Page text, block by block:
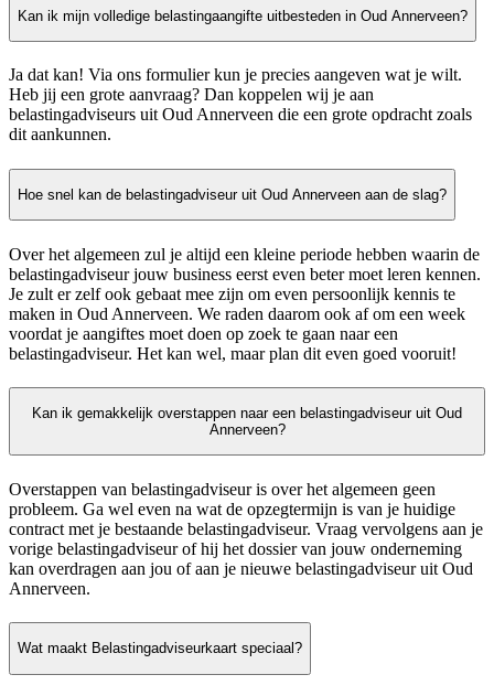
Kan ik mijn volledige belastingaangifte uitbesteden in Oud Annerveen?
Ja dat kan! Via ons formulier kun je precies aangeven wat je wilt.
Heb jij een grote aanvraag? Dan koppelen wij je aan
belastingadviseurs uit Oud Annerveen die een grote opdracht zoals
dit aankunnen.
Hoe snel kan de belastingadviseur uit Oud Annerveen aan de slag?
Over het algemeen zul je altijd een kleine periode hebben waarin de
belastingadviseur jouw business eerst even beter moet leren kennen.
Je zult er zelf ook gebaat mee zijn om even persoonlijk kennis te
maken in Oud Annerveen. We raden daarom ook af om een week
voordat je aangiftes moet doen op zoek te gaan naar een
belastingadviseur. Het kan wel, maar plan dit even goed vooruit!
Kan ik gemakkelijk overstappen naar een belastingadviseur uit Oud
Annerveen?
Overstappen van belastingadviseur is over het algemeen geen
probleem. Ga wel even na wat de opzegtermijn is van je huidige
contract met je bestaande belastingadviseur. Vraag vervolgens aan je
vorige belastingadviseur of hij het dossier van jouw onderneming
kan overdragen aan jou of aan je nieuwe belastingadviseur uit Oud
Annerveen.
Wat maakt Belastingadviseurkaart speciaal?